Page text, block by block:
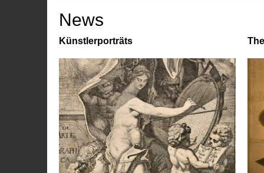
News
Künstlerporträts